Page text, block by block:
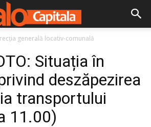
generală locativ-comunală
Situația în
deszăpezirea
transportului
11.00)